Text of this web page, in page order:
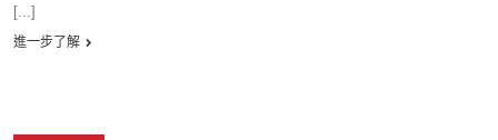
[...]
進一步了解